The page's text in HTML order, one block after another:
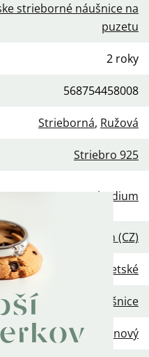
strieborné náušnice na
puzetu
2 roky
568754458008
Strieborná, Ružová
Striebro 925
Rhodium
Zirkón (CZ)
Detské
Náušnice
Kvetinový